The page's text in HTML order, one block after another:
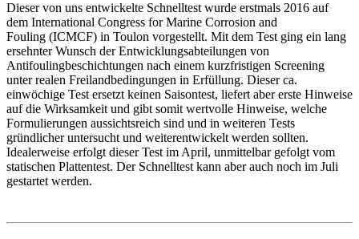
Dieser von uns entwickelte Schnelltest wurde erstmals 2016 auf
dem International Congress for Marine Corrosion and
Fouling (ICMCF) in Toulon vorgestellt. Mit dem Test ging ein lang
ersehnter Wunsch der Entwicklungsabteilungen von
Antifoulingbeschichtungen nach einem kurzfristigen Screening
unter realen Freilandbedingungen in Erfüllung. Dieser ca.
einwöchige Test ersetzt keinen Saisontest, liefert aber erste Hinweise
auf die Wirksamkeit und gibt somit wertvolle Hinweise, welche
Formulierungen aussichtsreich sind und in weiteren Tests
gründlicher untersucht und weiterentwickelt werden sollten.
Idealerweise erfolgt dieser Test im April, unmittelbar gefolgt vom
statischen Plattentest. Der Schnelltest kann aber auch noch im Juli
gestartet werden.